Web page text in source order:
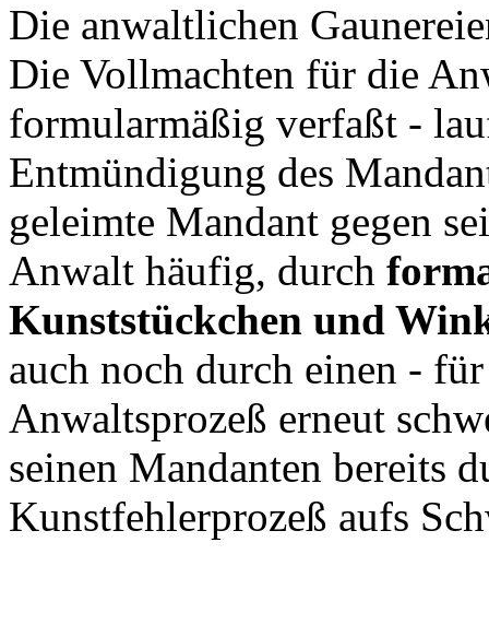
Die anwaltlichen
Die Vollmachten für die
formularmäßig verfaßt -
Entmündigung des
geleimte Mandant gegen
Anwalt häufig, durch
Kunststückchen und
auch noch durch einen -
Anwaltsprozeß erneut
seinen Mandanten bereits
Kunstfehlerprozeß aufs